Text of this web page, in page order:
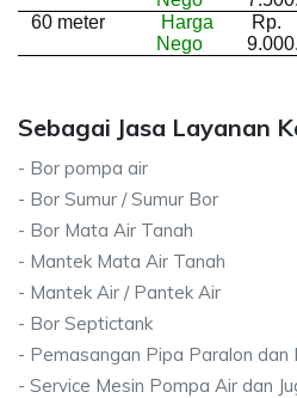
60 meter
Harga
Nego
Rp.
Sebagai Jasa Layanan
- Bor pompa air
- Bor Sumur / Sumur Bor
- Bor Mata Air Tanah
- Mantek Mata Air Tanah
- Mantek Air / Pantek Air
- Bor Septictank
- Pemasangan Pipa Paralon dan
- Service Mesin Pompa Air dan